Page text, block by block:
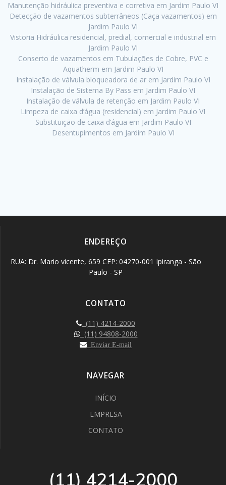
Manutenção hidráulica preventiva e corretiva em Jardim Paulo VI
Detecção de vazamentos subterrâneos (Caça vazamentos) em
Jardim Paulo VI
Vistoria Hidráulica residencial, predial, comercial e industrial em
Jardim Paulo VI
Conserto de vazamentos em Tubulações de Cobre, PVC e
Aquatherm em Jardim Paulo VI
Instalação de válvula bloqueadora de ar em Jardim Paulo VI
Instalação de Sistema By Pass em Jardim Paulo VI
Instalação de válvula de retenção em Jardim Paulo VI
Limpeza de caixa d’água (residencial) em Jardim Paulo VI
Substituição de caixa d’água em Jardim Paulo VI
Desentupimentos em Jardim Paulo VI
ENDEREÇO
RUA: Dr. Mario vicente, 659 CEP: 04270-001 Ipiranga - São
Paulo - SP
CONTATO
(11) 4214-2000
(11) 94808-2000
Enviar E-mail
NAVEGAR
INÍCIO
EMPRESA
CONTATO
(11) 4214-2000